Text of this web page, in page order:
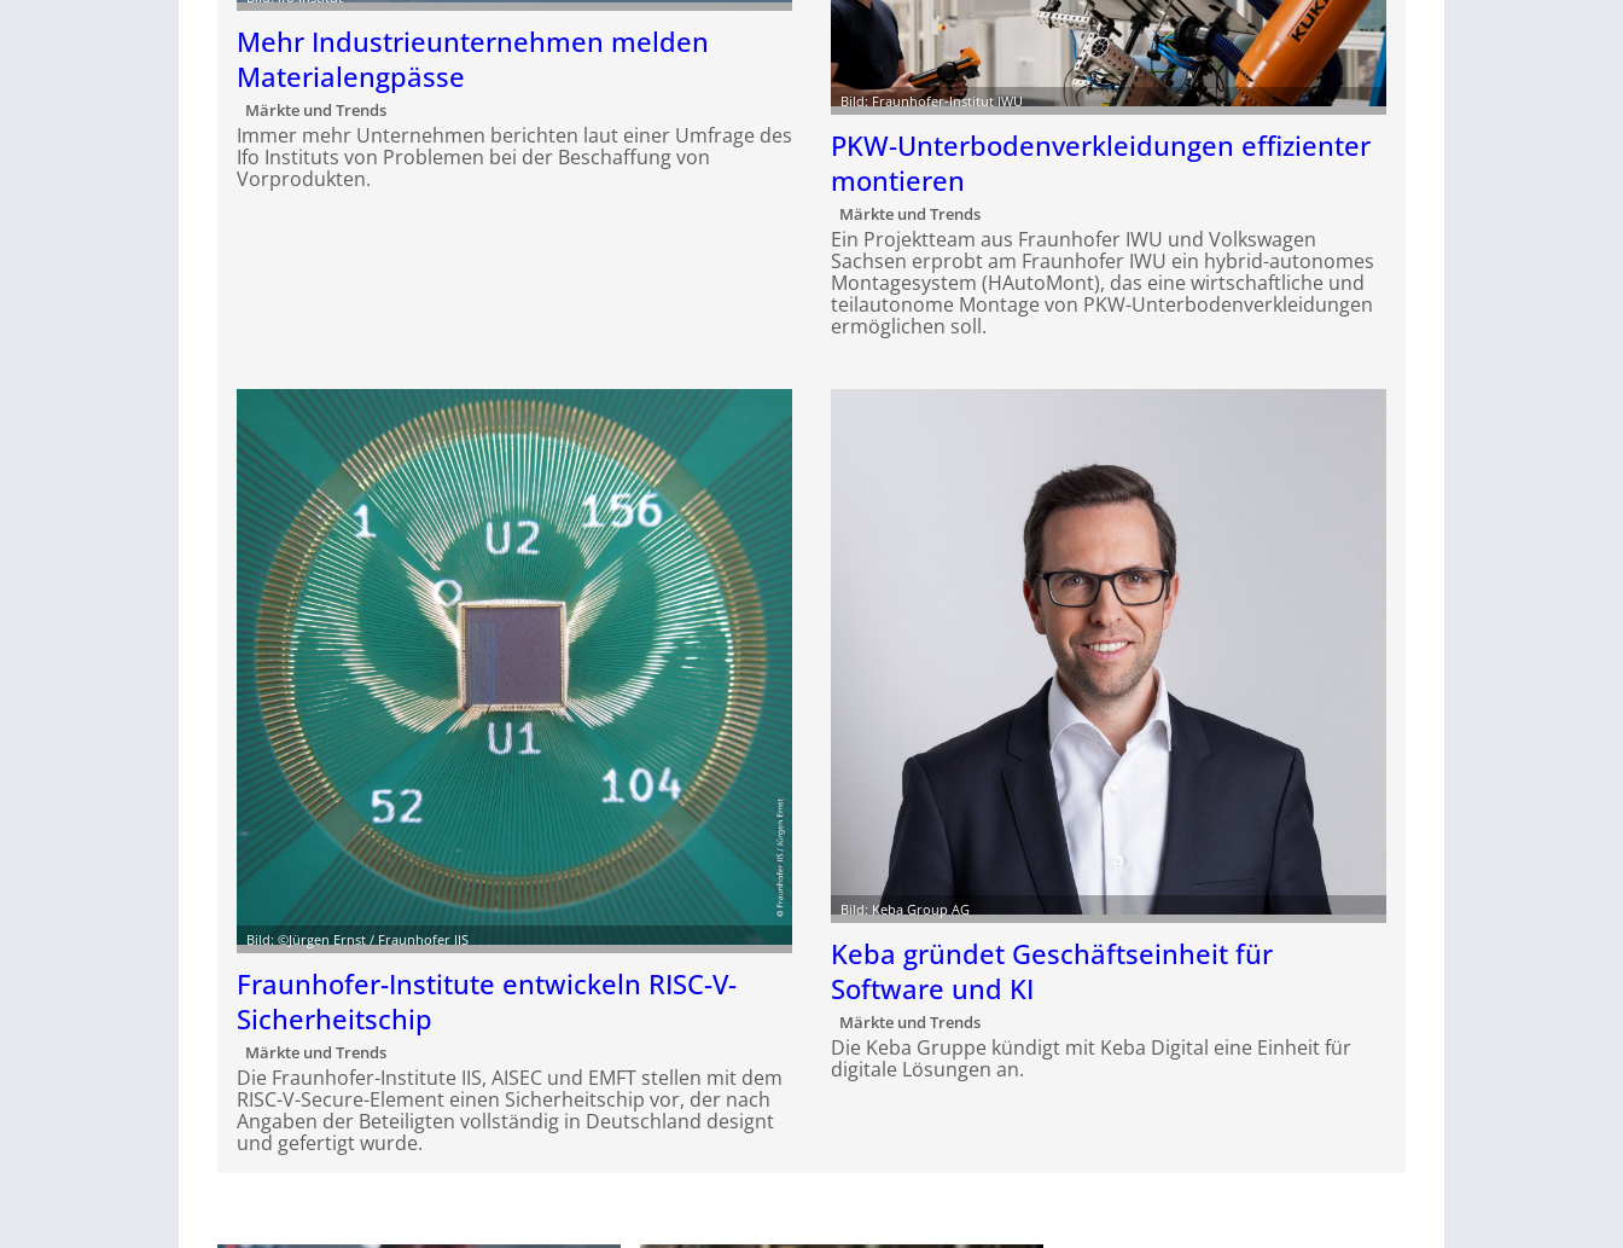
Mehr Industrieunternehmen melden
Materialengpässe
Märkte und Trends
Immer mehr Unternehmen berichten laut einer Umfrage des
Ifo Instituts von Problemen bei der Beschaffung von
Vorprodukten.
Bild: Fraunhofer-Institut IWU
PKW-Unterbodenverkleidungen effizienter
montieren
Märkte und Trends
Ein Projektteam aus Fraunhofer IWU und Volkswagen
Sachsen erprobt am Fraunhofer IWU ein hybrid-autonomes
Montagesystem (HAutoMont), das eine wirtschaftliche und
teilautonome Montage von PKW-Unterbodenverkleidungen
ermöglichen soll.
Bild: ©Jürgen Ernst / Fraunhofer IIS
Fraunhofer-Institute entwickeln RISC-V-
Sicherheitschip
Märkte und Trends
Die Fraunhofer-Institute IIS, AISEC und EMFT stellen mit dem
RISC-V-Secure-Element einen Sicherheitschip vor, der nach
Angaben der Beteiligten vollständig in Deutschland designt
und gefertigt wurde.
Bild: Keba Group AG
Keba gründet Geschäftseinheit für
Software und KI
Märkte und Trends
Die Keba Gruppe kündigt mit Keba Digital eine Einheit für
digitale Lösungen an.